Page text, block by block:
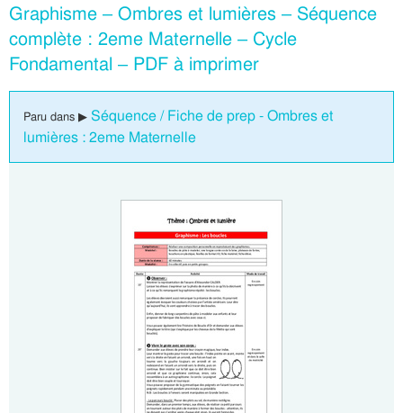
Graphisme – Ombres et lumières – Séquence
complète : 2eme Maternelle – Cycle
Fondamental – PDF à imprimer
Paru dans ▶ Séquence / Fiche de prep - Ombres et
lumières : 2eme Maternelle